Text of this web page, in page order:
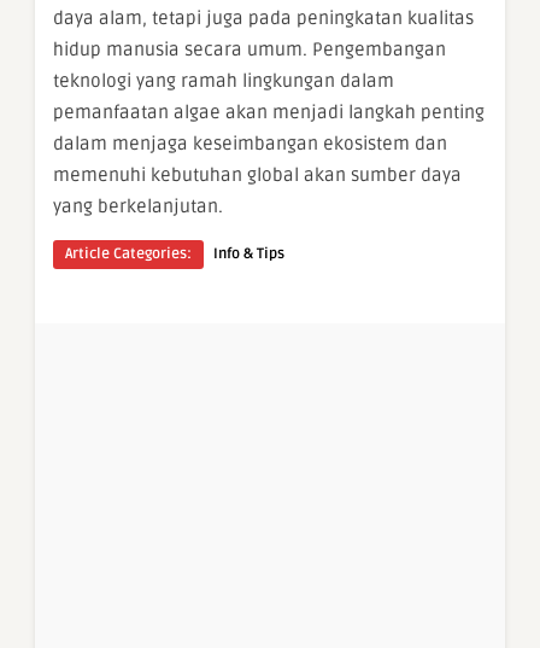
daya alam, tetapi juga pada peningkatan kualitas
hidup manusia secara umum. Pengembangan
teknologi yang ramah lingkungan dalam
pemanfaatan algae akan menjadi langkah penting
dalam menjaga keseimbangan ekosistem dan
memenuhi kebutuhan global akan sumber daya
yang berkelanjutan.
Article Categories: Info & Tips